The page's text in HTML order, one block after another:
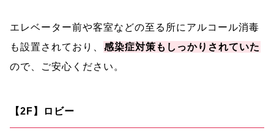
エレベーター前や客室などの至る所にアルコール消毒
も設置されており、 感染症対策もしっかりされていた
ので、ご安心ください。
【2F】ロビー